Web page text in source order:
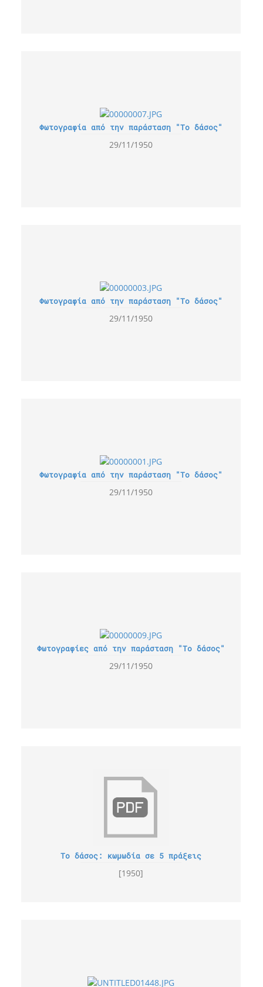
Φωτογραφία από την παράσταση "Το δάσος"
29/11/1950
Φωτογραφία από την παράσταση "Το δάσος"
29/11/1950
Φωτογραφία από την παράσταση "Το δάσος"
29/11/1950
Φωτογραφίες από την παράσταση "Το δάσος"
29/11/1950
Το δάσος: κωμωδία σε 5 πράξεις
[1950]